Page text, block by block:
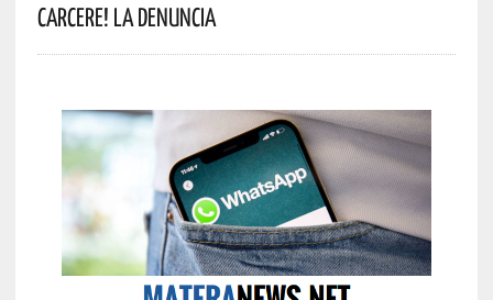
Carcere! La Denuncia